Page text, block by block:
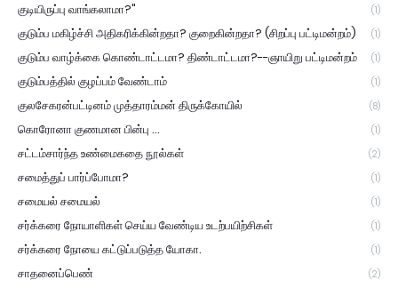
குடியிருப்பு வாங்கலாமா?" (1)
குடும்ப மகிழ்ச்சி அதிகரிக்கின்றதா? குறைகின்றதா? (சிறப்பு பட்டிமன்றம்) (1)
குடும்ப வாழ்க்கை கொண்டாட்டமா? திண்டாட்டமா?--ஞாயிறு பட்டிமன்றம் (1)
குடும்பத்தில் குழப்பம் வேண்டாம் (1)
குலசேகரன்பட்டினம் முத்தாரம்மன் திருக்கோயில் (8)
கொரோனா குணமான பின்பு ... (1)
சட்டம்சார்ந்த உண்மைகதை நூல்கள் (2)
சமைத்துப் பார்ப்போமா? (1)
சமையல் சமையல் (1)
சர்க்கரை நோயாளிகள் செய்ய வேண்டிய உடற்பயிற்சிகள் (1)
சர்க்கரை நோயை கட்டுப்படுத்த யோகா. (1)
சாதனைப்பெண் (2)